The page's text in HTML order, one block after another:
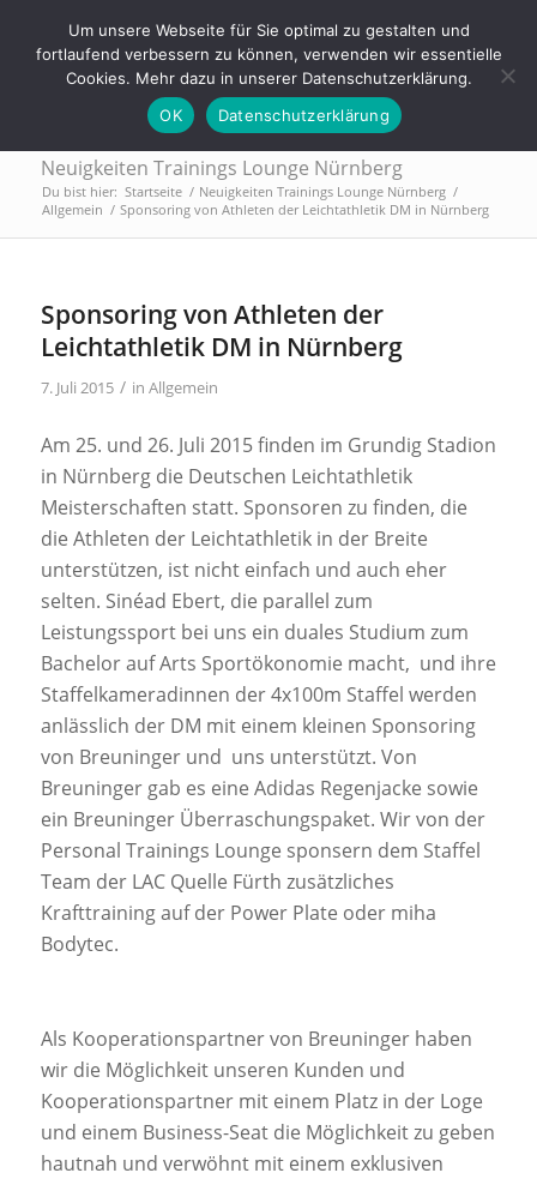
Tel.: 0911 - 2171 4565 | info@trainings-lounge.de
Neuigkeiten Trainings Lounge Nürnberg
Du bist hier: Startseite / Neuigkeiten Trainings Lounge Nürnberg /
Allgemein / Sponsoring von Athleten der Leichtathletik DM in Nürnberg
Sponsoring von Athleten der
Leichtathletik DM in Nürnberg
7. Juli 2015 / in Allgemein
Am 25. und 26. Juli 2015 finden im Grundig Stadion
in Nürnberg die Deutschen Leichtathletik
Meisterschaften statt. Sponsoren zu finden, die
die Athleten der Leichtathletik in der Breite
unterstützen, ist nicht einfach und auch eher
selten. Sinéad Ebert, die parallel zum
Leistungssport bei uns ein duales Studium zum
Bachelor auf Arts Sportökonomie macht, und ihre
Staffelkameradinnen der 4x100m Staffel werden
anlässlich der DM mit einem kleinen Sponsoring
von Breuninger und uns unterstützt. Von
Breuninger gab es eine Adidas Regenjacke sowie
ein Breuninger Überraschungspaket. Wir von der
Personal Trainings Lounge sponsern dem Staffel
Team der LAC Quelle Fürth zusätzliches
Krafttraining auf der Power Plate oder miha
Bodytec.
Als Kooperationspartner von Breuninger haben
wir die Möglichkeit unseren Kunden und
Kooperationspartner mit einem Platz in der Loge
und einem Business-Seat die Möglichkeit zu geben
hautnah und verwöhnt mit einem exklusiven
Um unsere Webseite für Sie optimal zu gestalten und
fortlaufend verbessern zu können, verwenden wir essentielle
Cookies. Mehr dazu in unserer Datenschutzerklärung.
OK
Datenschutzerklärung